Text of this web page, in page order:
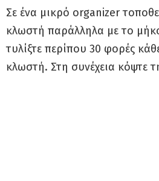
Σε ένα μικρό organizer
κλωστή παράλληλα με το
τυλίξτε περίπου 30 φορές
κλωστή. Στη συνέχεια κόψτε